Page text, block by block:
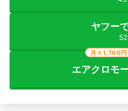
ヤフー
エアクロモ
月々1,760